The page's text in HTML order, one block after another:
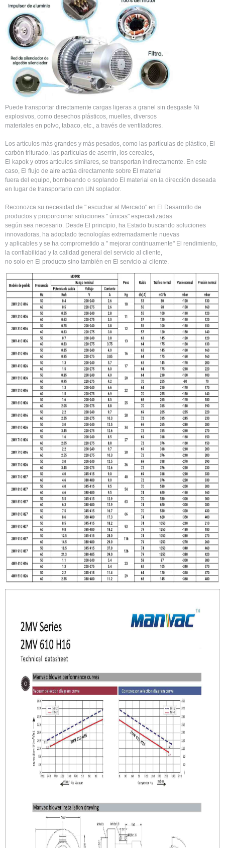
Puede transportar directamente cargas ligeras a granel sin desgaste Ni
explosivos, como desechos plásticos, muelles, diversos
materiales en polvo, tabaco, etc., a través de ventiladores.
Los artículos más grandes y más pesados, como las partículas de plástico, El
carbón triturado, las partículas de aserrín, los cereales,
El kapok y otros artículos similares, se transportan indirectamente. En este
caso, El flujo de aire actúa directamente sobre El material
fuera del equipo, bombeando o soplando El material en la dirección deseada
en lugar de transportarlo con UN soplador.
Reconozca su necesidad de " escuchar al Mercado" en El Desarrollo de
productos y proporcionar soluciones " únicas" especializadas
según sea necesario. Desde El principio, ha Estado buscando soluciones
innovadoras, ha adoptado tecnologías extremadamente nuevas
y aplicables y se ha comprometido a " mejorar continuamente" El rendimiento,
la confiabilidad y la calidad general del servicio al cliente,
no solo en El producto sino también en El servicio al cliente.